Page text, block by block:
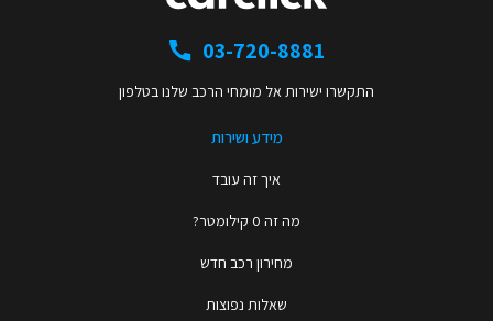
מידע ושירות
איך זה עובד
מה זה 0 קילומטר?
מחירון רכב חדש
שאלות נפוצות
03-720-8881
התקשרו ישירות אל מומחי הרכב שלנו בטלפון